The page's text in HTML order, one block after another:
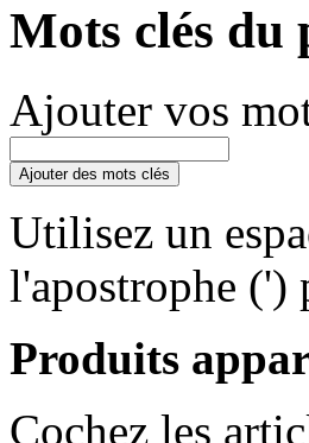
Mots clés du
Ajouter vos
Ajouter des mots clés
Utilisez un
l'apostrophe (')
Produits
Cochez les